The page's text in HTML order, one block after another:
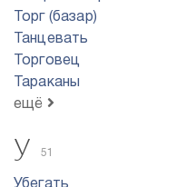
Торг (базар)
Танцевать
Торговец
Тараканы
ещё
У 51
Убегать